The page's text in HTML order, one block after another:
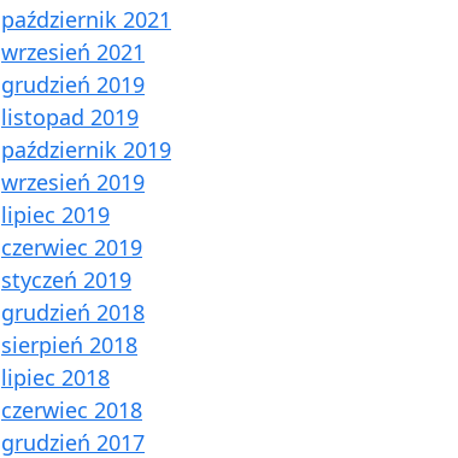
październik 2021
wrzesień 2021
grudzień 2019
listopad 2019
październik 2019
wrzesień 2019
lipiec 2019
czerwiec 2019
styczeń 2019
grudzień 2018
sierpień 2018
lipiec 2018
czerwiec 2018
grudzień 2017